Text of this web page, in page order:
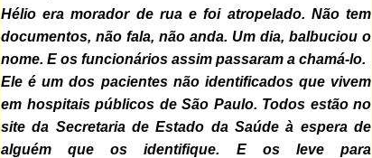
Hélio era morador de rua e foi atropelado. Não tem
documentos, não fala, não anda. Um dia, balbuciou o
nome. E os funcionários assim passaram a chamá-lo.
Ele é um dos pacientes não identificados que vivem
em hospitais públicos de São Paulo. Todos estão no
site da Secretaria de Estado da Saúde à espera de
alguém que os identifique. E os leve para